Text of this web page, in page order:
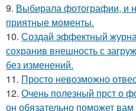
9. Выбирала фотографии, и
приятные моменты.
10. Создай эффектный
сохранив внешность с
без изменений.
11. Просто невозможно
12. Очень полезный прст о
он обязательно поможет